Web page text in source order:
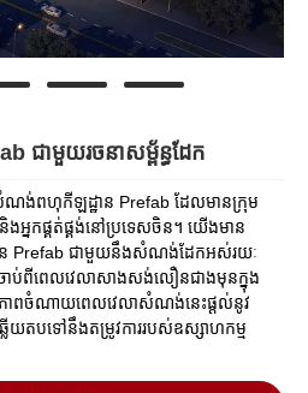
ាមួយរចនាសម្ព័ន្ធដែក
ណង់ពហុកីឡដ្ឋាន Prefab ដែលមានក្រុម
កផ្គត់ផ្គង់នៅប្រទេសចិន។ យើងមាន
Prefab ជាមួយនឹងសំណង់ដែកអស់រយៈ
ចាប់ពីពេលវេលាសាងសង់លឿនជាងមុនក្នុង
ធភាពចំណាយពេលវេលាសំណង់នេះផ្តល់នូវ
តបទៅនឹងតម្រូវការរបស់ឧស្សាហកម្ម